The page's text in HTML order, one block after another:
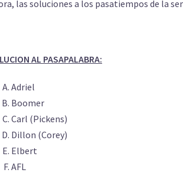
las soluciones a los pasatiempos de la
AL PASAPALABRA:
Adriel
Boomer
Carl (Pickens)
Dillon (Corey)
Elbert
AFL